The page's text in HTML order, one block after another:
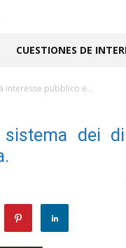
CUESTIONES DE
interesse pubblico e...
sistema dei